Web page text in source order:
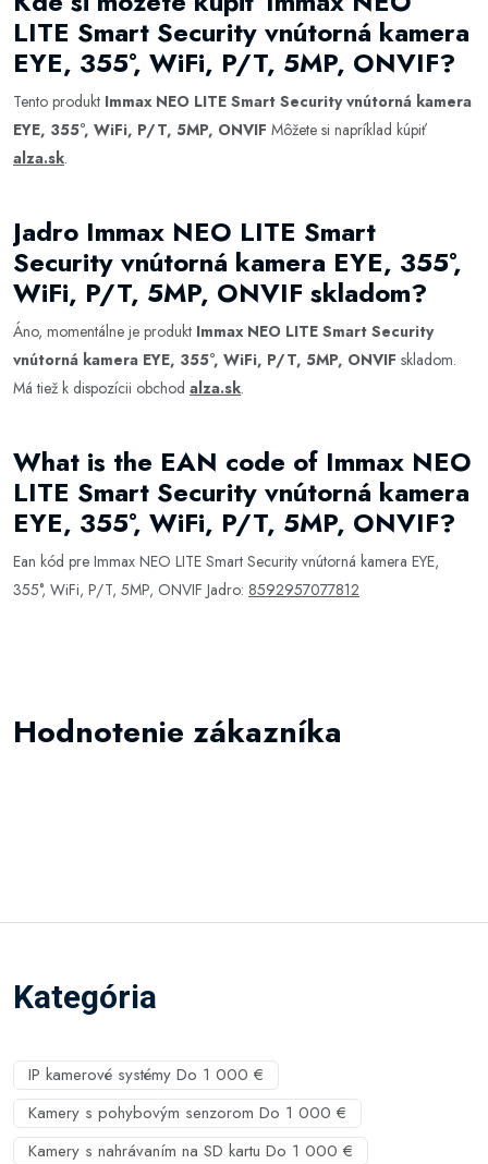
LITE Smart Security vnútorná kamera
EYE, 355°, WiFi, P/T, 5MP, ONVIF?
Tento produkt Immax NEO LITE Smart Security vnútorná kamera
EYE, 355°, WiFi, P/T, 5MP, ONVIF Môžete si napríklad kúpiť
alza.sk.
Jadro Immax NEO LITE Smart
Security vnútorná kamera EYE, 355°,
WiFi, P/T, 5MP, ONVIF skladom?
Áno, momentálne je produkt Immax NEO LITE Smart Security
vnútorná kamera EYE, 355°, WiFi, P/T, 5MP, ONVIF skladom.
Má tiež k dispozícii obchod alza.sk.
What is the EAN code of Immax NEO
LITE Smart Security vnútorná kamera
EYE, 355°, WiFi, P/T, 5MP, ONVIF?
Ean kód pre Immax NEO LITE Smart Security vnútorná kamera EYE,
355°, WiFi, P/T, 5MP, ONVIF Jadro: 8592957077812
Hodnotenie zákazníka
Kategória
IP kamerové systémy Do 1 000 €
Kamery s pohybovým senzorom Do 1 000 €
Kamery s nahrávaním na SD kartu Do 1 000 €